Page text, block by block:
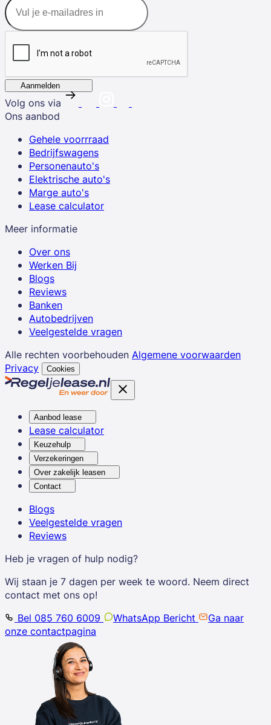
Aanmelden
Volg ons via
Ons aanbod
Gehele voorrraad
Bedrijfswagens
Personenauto's
Elektrische auto's
Marge auto's
Lease calculator
Meer informatie
Over ons
Werken Bij
Blogs
Reviews
Banken
Autobedrijven
Veelgestelde vragen
Alle rechten voorbehouden Algemene voorwaarden
Privacy
Cookies
Aanbod lease
Lease calculator
Keuzehulp
Verzekeringen
Over zakelijk leasen
Contact
Blogs
Veelgestelde vragen
Reviews
Heb je vragen of hulp nodig?
Wij staan je 7 dagen per week te woord. Neem direct
contact met ons op!
Bel 085 760 6009
WhatsApp Bericht
Ga naar
onze contactpagina